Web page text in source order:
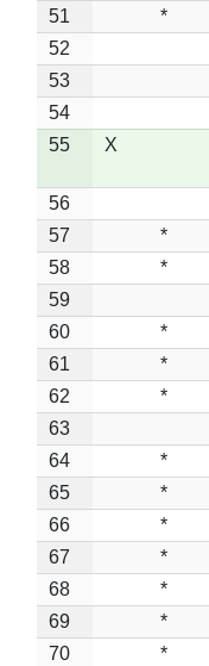
51
*
52
53
54
55
X
56
57
*
58
*
59
60
*
61
*
62
*
63
64
*
65
*
66
*
67
*
68
*
69
*
70
*